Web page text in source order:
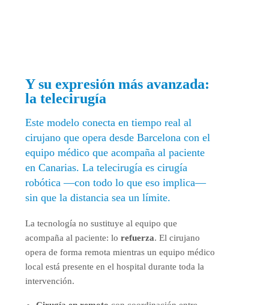
Y su expresión más avanzada:
la telecirugía
Este modelo conecta en tiempo real al
cirujano que opera desde Barcelona con el
equipo médico que acompaña al paciente
en Canarias. La telecirugía es cirugía
robótica —con todo lo que eso implica—
sin que la distancia sea un límite.
La tecnología no sustituye al equipo que
acompaña al paciente: lo refuerza. El cirujano
opera de forma remota mientras un equipo médico
local está presente en el hospital durante toda la
intervención.